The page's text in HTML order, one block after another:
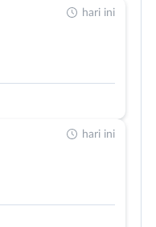
hari ini
hari ini